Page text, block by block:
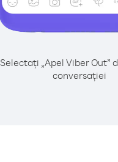
Selectați „Apel Viber Out”
conversației